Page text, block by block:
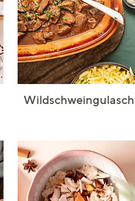
Wildschweingulasch